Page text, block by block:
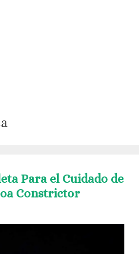
Para el Cuidado de
Constrictor